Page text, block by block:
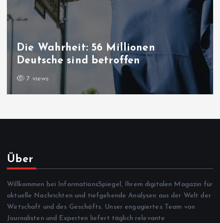
Die Wahrheit: 56 Millionen
Deutsche sind betroffen
7 views
Über
Willkommen bei InformationsSpiegel, Ihrem digitalen Magazin für
aktuelle Nachrichten und tiefgehende Analysen aus der Welt der
Wirtschaft und des Geschäfts. Unser engagiertes Team von
Journalisten und Experten liefert täglich relevante